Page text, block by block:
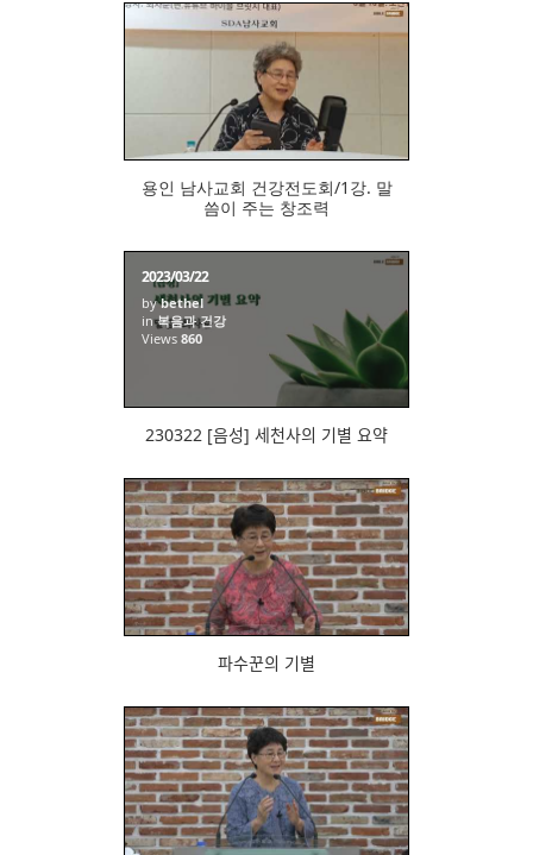
용인 남사교회 건강전도회/1강. 말
씀이 주는 창조력
2023/03/22
bybethel
in복음과 건강
Views860
230322 [음성] 세천사의 기별 요약
851
파수꾼의 기별
911